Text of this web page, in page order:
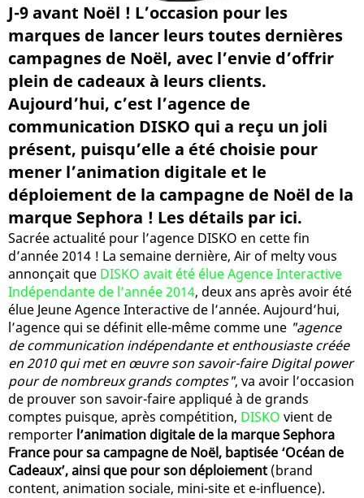
J-9 avant Noël ! L’occasion pour les
marques de lancer leurs toutes dernières
campagnes de Noël, avec l’envie d’offrir
plein de cadeaux à leurs clients.
Aujourd’hui, c’est l’agence de
communication DISKO qui a reçu un joli
présent, puisqu’elle a été choisie pour
mener l’animation digitale et le
déploiement de la campagne de Noël de la
marque Sephora ! Les détails par ici.
Sacrée actualité pour l’agence DISKO en cette fin
d’année 2014 ! La semaine dernière, Air of melty vous
annonçait que DISKO avait été élue Agence Interactive
Indépendante de l’année 2014, deux ans après avoir été
élue Jeune Agence Interactive de l’année. Aujourd’hui,
l’agence qui se définit elle-même comme une "agence
de communication indépendante et enthousiaste créée
en 2010 qui met en œuvre son savoir-faire Digital power
pour de nombreux grands comptes", va avoir l’occasion
de prouver son savoir-faire appliqué à de grands
comptes puisque, après compétition, DISKO vient de
remporter l’animation digitale de la marque Sephora
France pour sa campagne de Noël, baptisée ‘Océan de
Cadeaux’, ainsi que pour son déploiement (brand
content, animation sociale, mini-site et e-influence).